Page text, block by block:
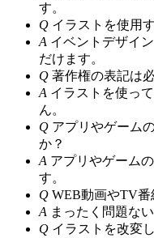
す。
Q イラストを使用
A イベントデザイ
だけます。
Q 著作権の表記は
A イラストを使っ
ん。
Q アプリやゲーム
か？
A アプリやゲーム
す。
Q WEB動画やTV番
A まったく問題ない
Q イラストを改変